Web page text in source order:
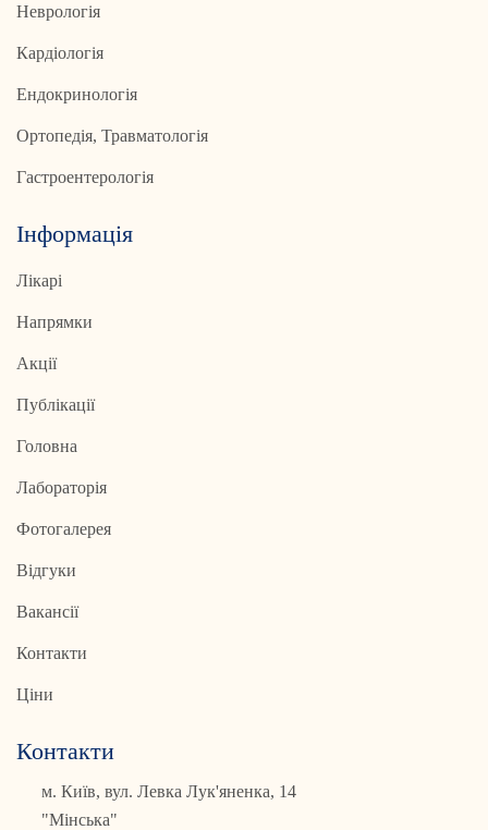
Неврологія
Кардіологія
Ендокринологія
Ортопедія, Травматологія
Гастроентерологія
Інформація
Лікарі
Напрямки
Акції
Публікації
Головна
Лабораторія
Фотогалерея
Відгуки
Вакансії
Контакти
Ціни
Контакти
м. Київ, вул. Левка Лук'яненка, 14
"Мінська"